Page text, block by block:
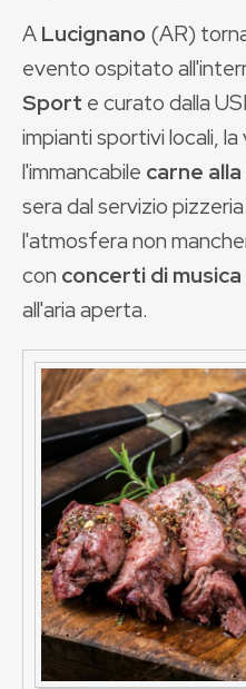
ALucignano(AR)
evento ospitato
Sport e curato dalla
impianti sportivi locali,
l'immancabile carne
sera dal servizio
l'atmosfera non
con concerti di
all'aria aperta.